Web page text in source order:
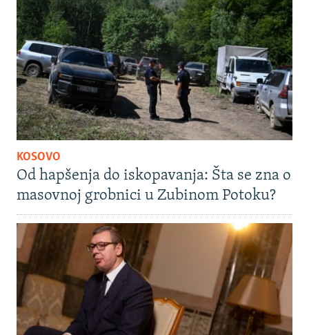
KOSOVO
Od hapšenja do iskopavanja: Šta se zna o
masovnoj grobnici u Zubinom Potoku?